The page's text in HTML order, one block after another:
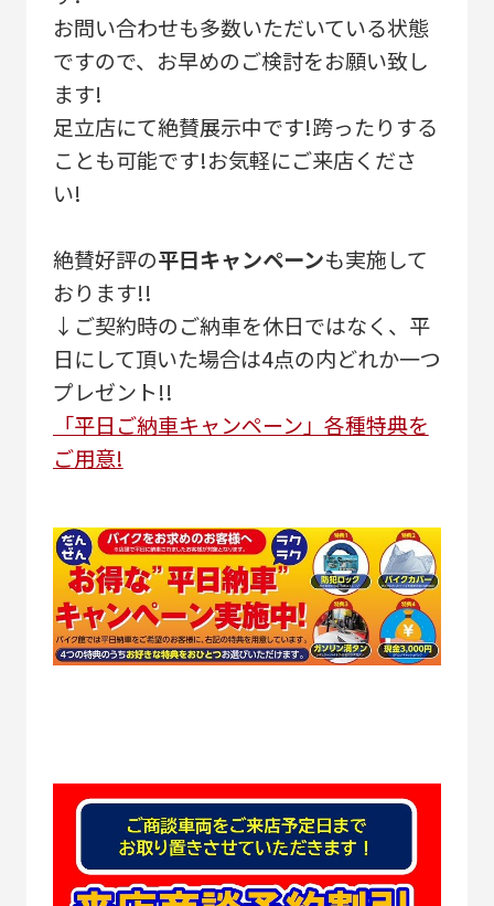
お問い合わせも多数いただいている状態
ですので、お早めのご検討をお願い致し
ます!
足立店にて絶賛展示中です!跨ったりする
ことも可能です!お気軽にご来店くださ
い!
絶賛好評の平日キャンペーンも実施して
おります!!
↓ご契約時のご納車を休日ではなく、平
日にして頂いた場合は4点の内どれか一つ
プレゼント!!
「平日ご納車キャンペーン」各種特典を
ご用意!